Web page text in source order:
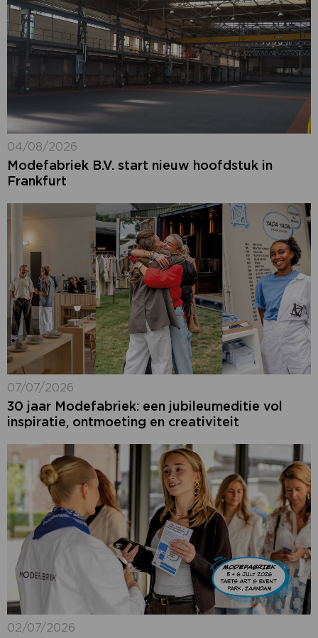
04/08/2026
Modefabriek B.V. start nieuw hoofdstuk in
Frankfurt
07/07/2026
30 jaar Modefabriek: een jubileumeditie vol
inspiratie, ontmoeting en creativiteit
02/07/2026